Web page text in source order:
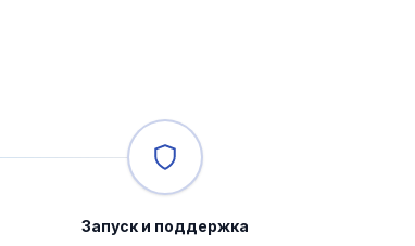
Запуск и поддержка